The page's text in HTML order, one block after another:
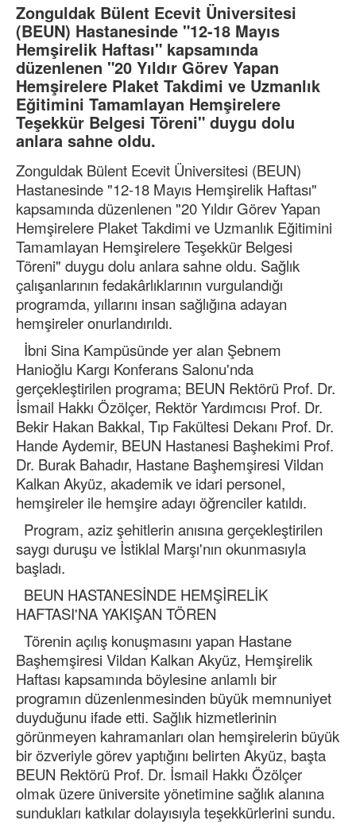
Zonguldak Bülent Ecevit Üniversitesi
(BEUN) Hastanesinde "12-18 Mayıs
Hemşirelik Haftası" kapsamında
düzenlenen "20 Yıldır Görev Yapan
Hemşirelere Plaket Takdimi ve Uzmanlık
Eğitimini Tamamlayan Hemşirelere
Teşekkür Belgesi Töreni" duygu dolu
anlara sahne oldu.
Zonguldak Bülent Ecevit Üniversitesi (BEUN)
Hastanesinde "12-18 Mayıs Hemşirelik Haftası"
kapsamında düzenlenen "20 Yıldır Görev Yapan
Hemşirelere Plaket Takdimi ve Uzmanlık Eğitimini
Tamamlayan Hemşirelere Teşekkür Belgesi
Töreni" duygu dolu anlara sahne oldu. Sağlık
çalışanlarının fedakârlıklarının vurgulandığı
programda, yıllarını insan sağlığına adayan
hemşireler onurlandırıldı.
İbni Sina Kampüsünde yer alan Şebnem
Hanioğlu Kargı Konferans Salonu'nda
gerçekleştirilen programa; BEUN Rektörü Prof. Dr.
İsmail Hakkı Özölçer, Rektör Yardımcısı Prof. Dr.
Bekir Hakan Bakkal, Tıp Fakültesi Dekanı Prof. Dr.
Hande Aydemir, BEUN Hastanesi Başhekimi Prof.
Dr. Burak Bahadır, Hastane Başhemşiresi Vildan
Kalkan Akyüz, akademik ve idari personel,
hemşireler ile hemşire adayı öğrenciler katıldı.
Program, aziz şehitlerin anısına gerçekleştirilen
saygı duruşu ve İstiklal Marşı'nın okunmasıyla
başladı.
BEUN HASTANESİNDE HEMŞİRELİK
HAFTASI'NA YAKIŞAN TÖREN
Törenin açılış konuşmasını yapan Hastane
Başhemşiresi Vildan Kalkan Akyüz, Hemşirelik
Haftası kapsamında böylesine anlamlı bir
programın düzenlenmesinden büyük memnuniyet
duyduğunu ifade etti. Sağlık hizmetlerinin
görünmeyen kahramanları olan hemşirelerin büyük
bir özveriyle görev yaptığını belirten Akyüz, başta
BEUN Rektörü Prof. Dr. İsmail Hakkı Özölçer
olmak üzere üniversite yönetimine sağlık alanına
sundukları katkılar dolayısıyla teşekkürlerini sundu.